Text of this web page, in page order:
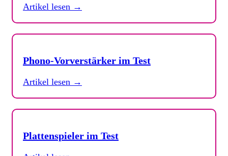
Artikel lesen →
Phono-Vorverstärker im Test
Artikel lesen →
Plattenspieler im Test